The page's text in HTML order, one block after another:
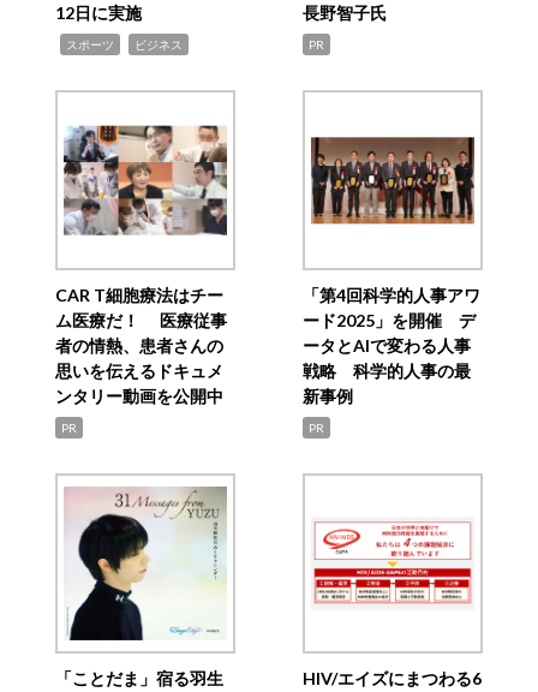
12日に実施
スポーツ ビジネス
長野智子氏
PR
CAR T細胞療法はチー
ム医療だ！ 医療従事
者の情熱、患者さんの
思いを伝えるドキュメ
ンタリー動画を公開中
PR
「第4回科学的人事アワ
ード2025」を開催 デ
ータとAIで変わる人事
戦略 科学的人事の最
新事例
PR
「ことだま」宿る羽生
HIV/エイズにまつわる6